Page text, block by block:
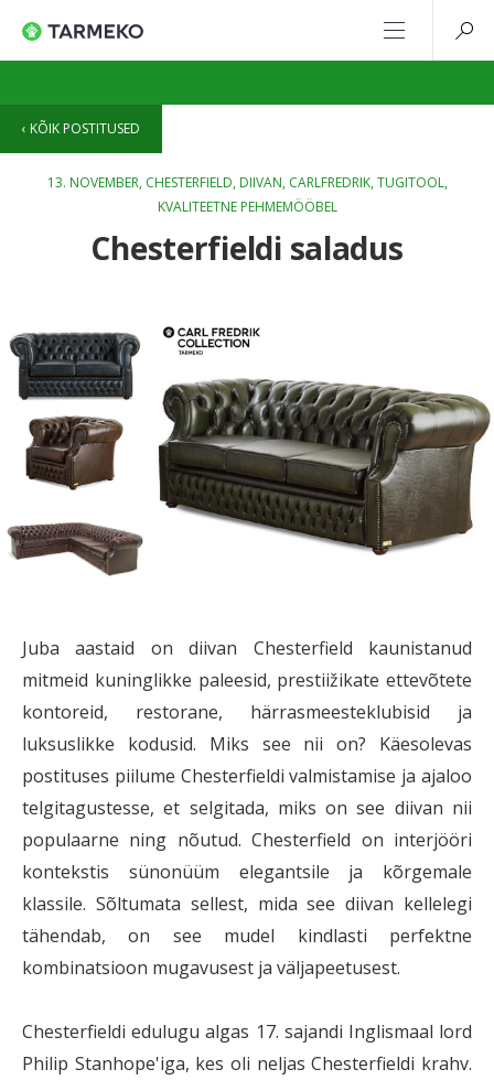
KÕIK POSTITUSED
13. NOVEMBER, CHESTERFIELD, DIIVAN, CARLFREDRIK, TUGITOOL,
KVALITEETNE PEHMEMÖÖBEL
Chesterfieldi saladus
Juba aastaid on diivan Chesterfield kaunistanud
mitmeid kuninglikke paleesid, prestiižikate ettevõtete
kontoreid, restorane, härrasmeesteklubisid ja
luksuslikke kodusid. Miks see nii on? Käesolevas
postituses piilume Chesterfieldi valmistamise ja ajaloo
telgitagustesse, et selgitada, miks on see diivan nii
populaarne ning nõutud. Chesterfield on interjööri
kontekstis sünonüüm elegantsile ja kõrgemale
klassile. Sõltumata sellest, mida see diivan kellelegi
tähendab, on see mudel kindlasti perfektne
kombinatsioon mugavusest ja väljapeetusest.
Chesterfieldi edulugu algas 17. sajandi Inglismaal lord
Philip Stanhope'iga, kes oli neljas Chesterfieldi krahv.